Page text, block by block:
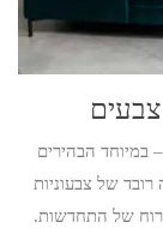
במיוחד הבהירים
של צבעוניות
של התחדשות.